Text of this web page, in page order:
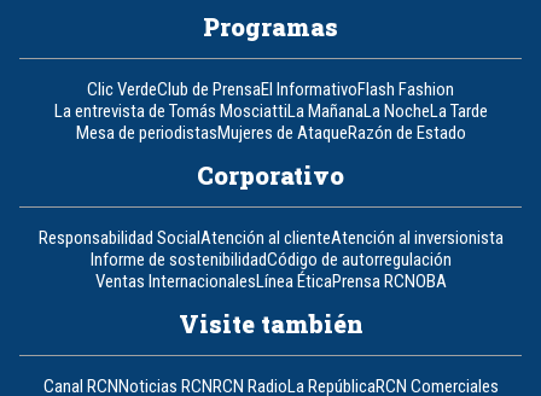
Programas
Clic VerdeClub de PrensaEl InformativoFlash Fashion
La entrevista de Tomás MosciattiLa MañanaLa NocheLa Tarde
Mesa de periodistasMujeres de AtaqueRazón de Estado
Corporativo
Responsabilidad SocialAtención al clienteAtención al inversionista
Informe de sostenibilidadCódigo de autorregulación
Ventas InternacionalesLínea ÉticaPrensa RCNOBA
Visite también
Canal RCN Noticias RCN RCN RadioLa RepúblicaRCN Comerciales